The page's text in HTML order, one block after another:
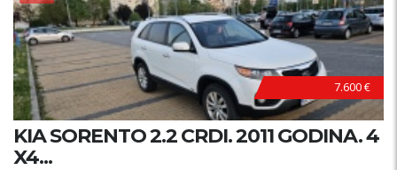
7.600 €
KIA SORENTO 2.2 CRDI. 2011 GODINA. 4
X4...